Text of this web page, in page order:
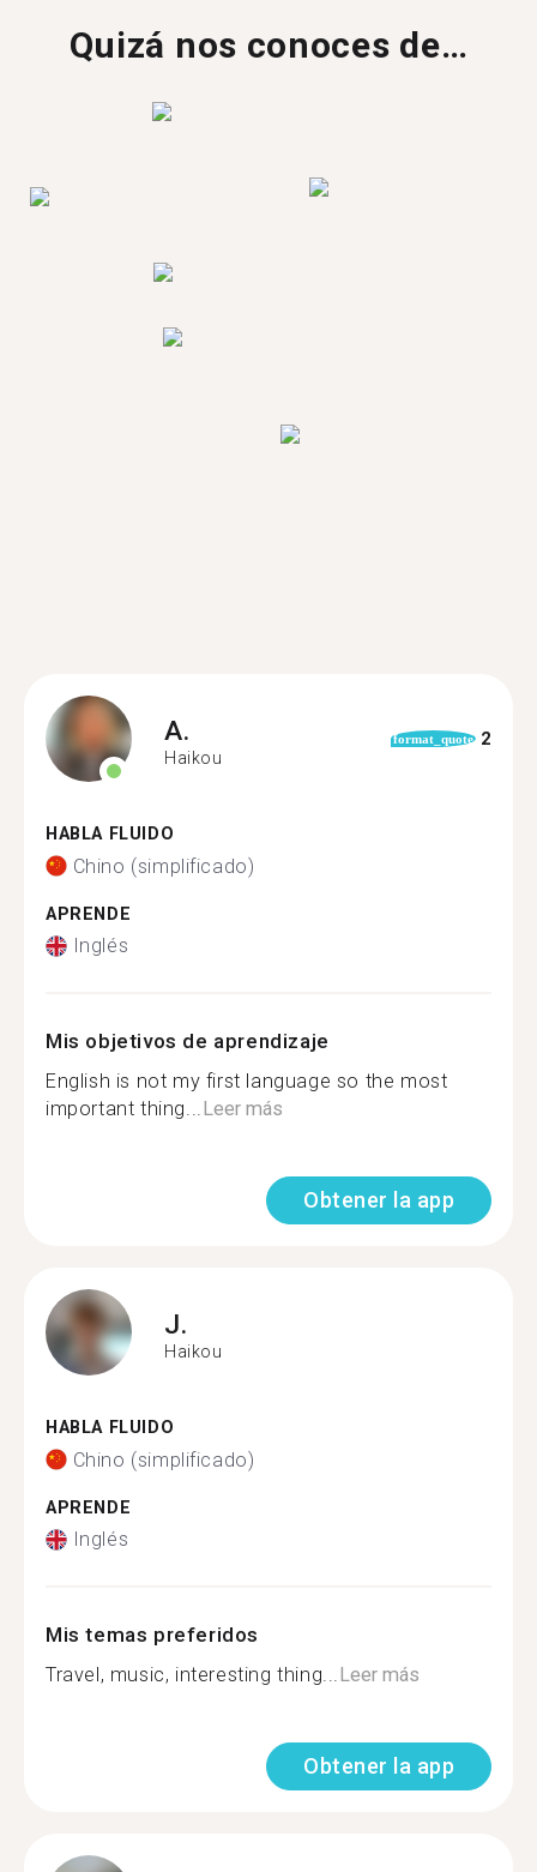
Quizá nos conoces de…
A.
Haikou
format_quote 2
HABLA FLUIDO
Chino (simplificado)
APRENDE
Inglés
Mis objetivos de aprendizaje
English is not my first language so the most
important thing...Leer más
Obtener la app
J.
Haikou
HABLA FLUIDO
Chino (simplificado)
APRENDE
Inglés
Mis temas preferidos
Travel, music, interesting thing...Leer más
Obtener la app